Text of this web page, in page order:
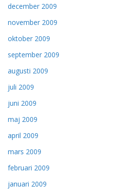
december 2009
november 2009
oktober 2009
september 2009
augusti 2009
juli 2009
juni 2009
maj 2009
april 2009
mars 2009
februari 2009
januari 2009